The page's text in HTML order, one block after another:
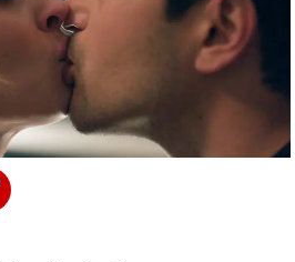
de 2026, 23:00